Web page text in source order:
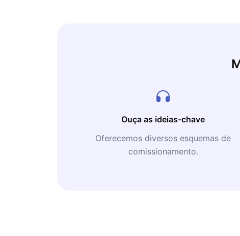
Ouça as ideias-chave
Oferecemos diversos esquemas de
comissionamento.